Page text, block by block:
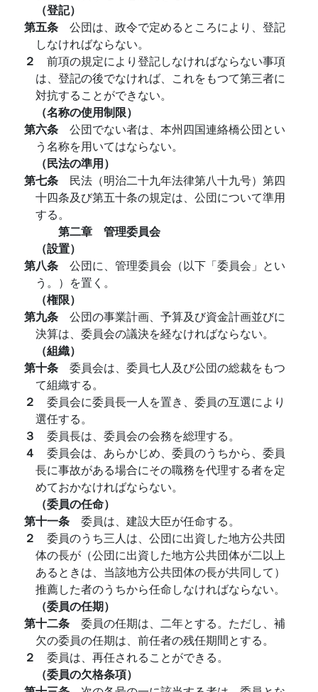
（登記）
第五条 公団は、政令で定めるところにより、登記
しなければならない。
２ 前項の規定により登記しなければならない事項
は、登記の後でなければ、これをもつて第三者に
対抗することができない。
（名称の使用制限）
第六条 公団でない者は、本州四国連絡橋公団とい
う名称を用いてはならない。
（民法の準用）
第七条 民法（明治二十九年法律第八十九号）第四
十四条及び第五十条の規定は、公団について準用
する。
第二章 管理委員会
（設置）
第八条 公団に、管理委員会（以下「委員会」とい
う。）を置く。
（権限）
第九条 公団の事業計画、予算及び資金計画並びに
決算は、委員会の議決を経なければならない。
（組織）
第十条 委員会は、委員七人及び公団の総裁をもつ
て組織する。
２ 委員会に委員長一人を置き、委員の互選により
選任する。
３ 委員長は、委員会の会務を総理する。
４ 委員会は、あらかじめ、委員のうちから、委員
長に事故がある場合にその職務を代理する者を定
めておかなければならない。
（委員の任命）
第十一条 委員は、建設大臣が任命する。
２ 委員のうち三人は、公団に出資した地方公共団
体の長が（公団に出資した地方公共団体が二以上
あるときは、当該地方公共団体の長が共同して）
推薦した者のうちから任命しなければならない。
（委員の任期）
第十二条 委員の任期は、二年とする。ただし、補
欠の委員の任期は、前任者の残任期間とする。
２ 委員は、再任されることができる。
（委員の欠格条項）